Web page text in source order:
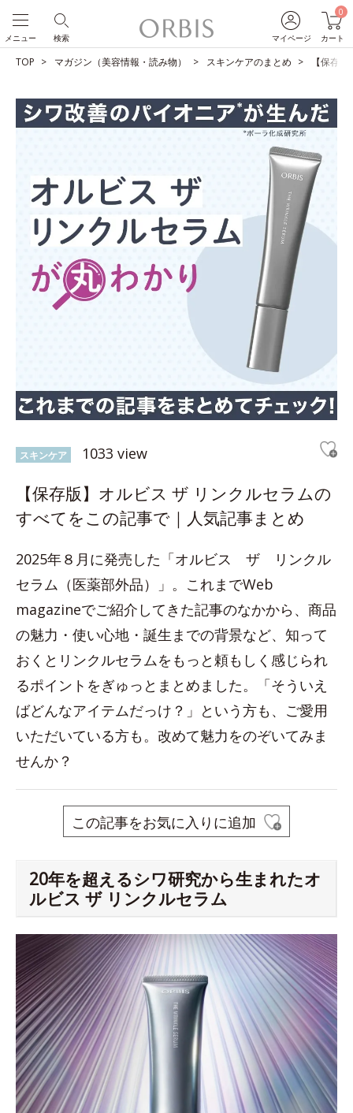
マイページ
0
カート
検索
メニュー
TOP マガジン（美容情報・読み物） スキンケアのまとめ 【保存
スキンケア 1033 view
【保存版】オルビス ザ リンクルセラムの
すべてをこの記事で｜人気記事まとめ
2025年８月に発売した「オルビス ザ リンクル
セラム（医薬部外品）」。これまでWeb
magazineでご紹介してきた記事のなかから、商品
の魅力・使い心地・誕生までの背景など、知って
おくとリンクルセラムをもっと頼もしく感じられ
るポイントをぎゅっとまとめました。「そういえ
ばどんなアイテムだっけ？」という方も、ご愛用
いただいている方も。改めて魅力をのぞいてみま
せんか？
この記事をお気に入りに追加
20年を超えるシワ研究から生まれたオ
ルビス ザ リンクルセラム